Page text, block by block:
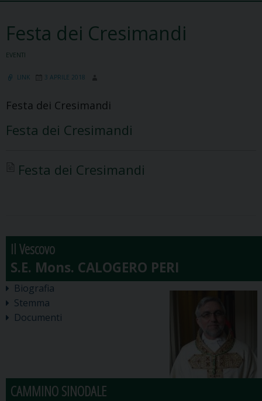
Festa dei Cresimandi
EVENTI
LINK 3 APRILE 2018
Festa dei Cresimandi
Festa dei Cresimandi
Festa dei Cresimandi
Il Vescovo
Biografia
Stemma
Documenti
CAMMINO SINODALE